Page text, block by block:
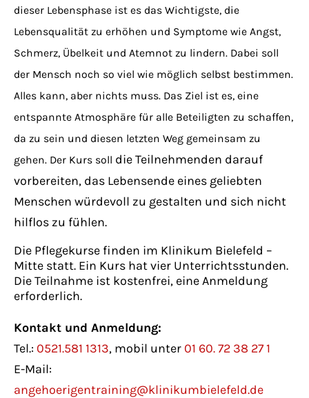
massa. Cum sociis natoque penatibus et
magnis dis parturient montes, nascetur
ridiculus mus. Donec quam felis, ultricies
nec.
dieser Lebensphase ist es das Wichtigste, die
Lebensqualität zu erhöhen und Symptome wie Angst,
Schmerz, Übelkeit und Atemnot zu lindern. Dabei soll
der Mensch noch so viel wie möglich selbst bestimmen.
Alles kann, aber nichts muss. Das Ziel ist es, eine
entspannte Atmosphäre für alle Beteiligten zu schaffen,
da zu sein und diesen letzten Weg gemeinsam zu
gehen. Der Kurs soll die Teilnehmenden darauf
vorbereiten, das Lebensende eines geliebten
Menschen würdevoll zu gestalten und sich nicht
hilflos zu fühlen.
Die Pflegekurse finden im Klinikum Bielefeld –
Mitte statt. Ein Kurs hat vier Unterrichtsstunden.
Die Teilnahme ist kostenfrei, eine Anmeldung
erforderlich.
Kontakt und Anmeldung:
Tel.: 0521.581 1313, mobil unter 01 60. 72 38 27 1
E-Mail:
angehoerigentraining@klinikumbielefeld.de